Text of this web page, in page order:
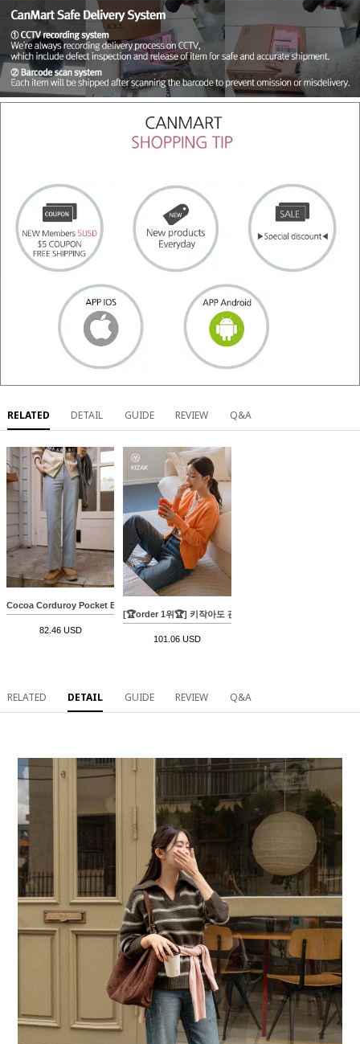
RELATED DETAIL GUIDE REVIEW Q&A
Cocoa Corduroy Pocket Banding Pants
82.46 USD
[🏆order 1위🏆] 키작아도 괜찮진 59ver (롱핏와이드)
101.06 USD
RELATED DETAIL GUIDE REVIEW Q&A